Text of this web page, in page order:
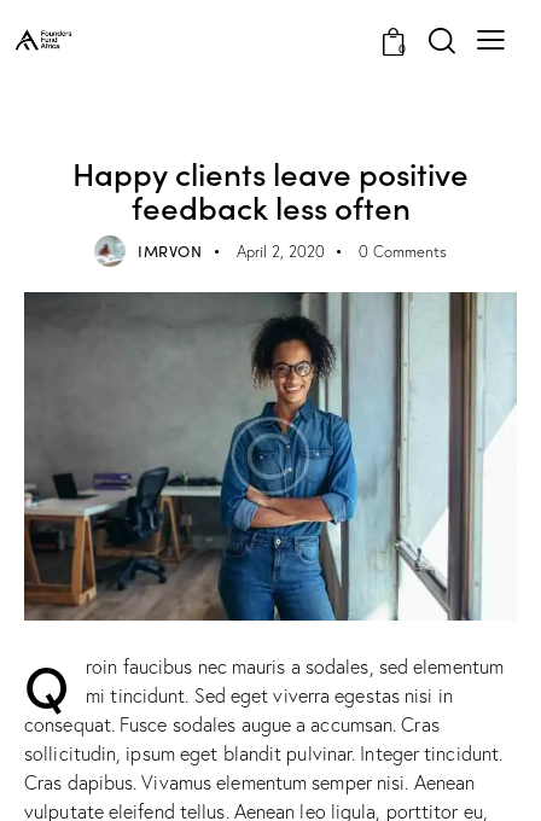
0
Happy clients leave positive
feedback less often
IMRVON April 2, 2020 0 Comments
Q
roin faucibus nec mauris a sodales, sed elementum
mi tincidunt. Sed eget viverra egestas nisi in
consequat. Fusce sodales augue a accumsan. Cras
sollicitudin, ipsum eget blandit pulvinar. Integer tincidunt.
Cras dapibus. Vivamus elementum semper nisi. Aenean
vulputate eleifend tellus. Aenean leo ligula, porttitor eu,